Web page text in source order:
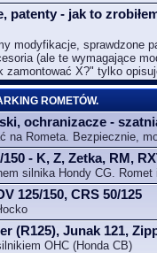
patenty - jak to
modyfikacje, sprawdzone
(ale te wymagające
zamontować X?" tylko
ROMETÓW.
ochranizacze -
na Rometa. Bezpiecznie,
150 - K, Z, Zetka, RM,
silnika Hondy CG. Romet
125/150, CRS 50/125
(R125), Junak 121,
OHC (Honda CB)